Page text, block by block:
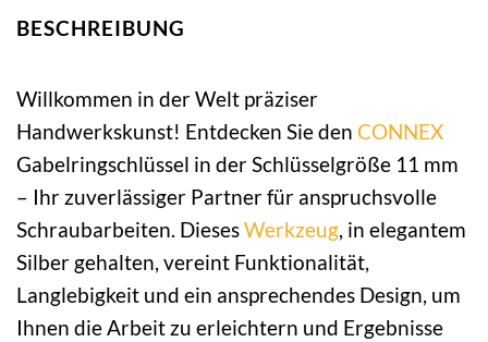
BESCHREIBUNG
Willkommen in der Welt präziser
Handwerkskunst! Entdecken Sie den CONNEX
Gabelringschlüssel in der Schlüsselgröße 11 mm
– Ihr zuverlässiger Partner für anspruchsvolle
Schraubarbeiten. DiesesWerkzeug , in elegantem
Silber gehalten, vereint Funktionalität,
Langlebigkeit und ein ansprechendes Design, um
Ihnen die Arbeit zu erleichtern und Ergebnisse